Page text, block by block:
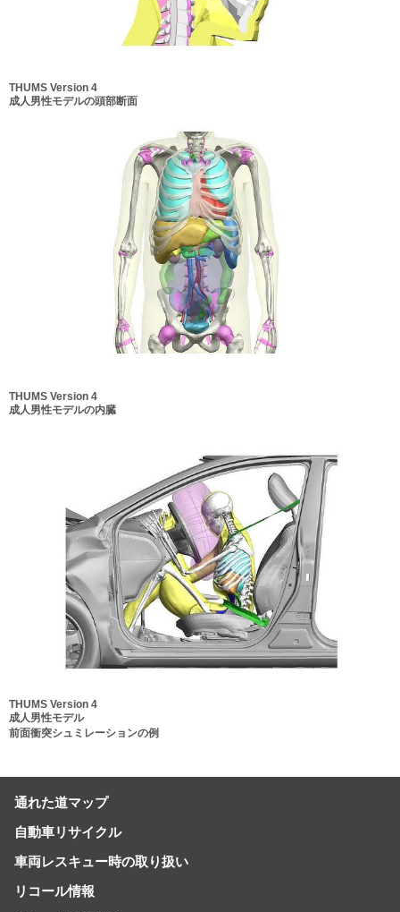
THUMS Version 4
成人男性モデルの頭部断面
THUMS Version 4
成人男性モデルの内臓
THUMS Version 4
成人男性モデル
前面衝突シュミレーションの例
通れた道マップ
自動車リサイクル
車両レスキュー時の取り扱い
リコール情報